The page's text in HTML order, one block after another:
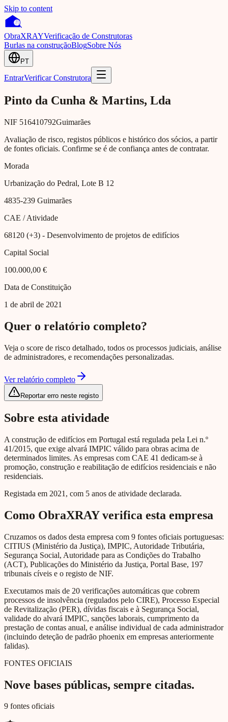
Skip to content
ObraXRAYVerificação de Construtoras
Burlas na construçãoBlogSobre Nós
PT
EntrarVerificar Construtora
Pinto da Cunha & Martins, Lda
NIF 516410792Guimarães
Avaliação de risco, registos públicos e histórico dos sócios, a partir
de fontes oficiais. Confirme se é de confiança antes de contratar.
Morada
Urbanização do Pedral, Lote B 12
4835-239 Guimarães
CAE / Atividade
68120 (+3) - Desenvolvimento de projetos de edifícios
Capital Social
100.000,00 €
Data de Constituição
1 de abril de 2021
Quer o relatório completo?
Veja o score de risco detalhado, todos os processos judiciais, análise
de administradores, e recomendações personalizadas.
Ver relatório completo
Reportar erro neste registo
Sobre esta atividade
A construção de edifícios em Portugal está regulada pela Lei n.º
41/2015, que exige alvará IMPIC válido para obras acima de
determinados limites. As empresas com CAE 41 dedicam-se à
promoção, construção e reabilitação de edifícios residenciais e não
residenciais.
Registada em 2021, com 5 anos de atividade declarada.
Como ObraXRAY verifica esta empresa
Cruzamos os dados desta empresa com 9 fontes oficiais portuguesas:
CITIUS (Ministério da Justiça), IMPIC, Autoridade Tributária,
Segurança Social, Autoridade para as Condições do Trabalho
(ACT), Publicações do Ministério da Justiça, Portal Base, 197
tribunais cíveis e o registo de NIF.
Executamos mais de 20 verificações automáticas que cobrem
processos de insolvência (regulados pelo CIRE), Processo Especial
de Revitalização (PER), dívidas fiscais e à Segurança Social,
validade do alvará IMPIC, sanções laborais, cumprimento da
prestação de contas anual, e análise individual de cada administrador
(incluindo deteção de padrão phoenix em empresas anteriormente
falidas).
FONTES OFICIAIS
Nove bases públicas, sempre citadas.
9 fontes oficiais